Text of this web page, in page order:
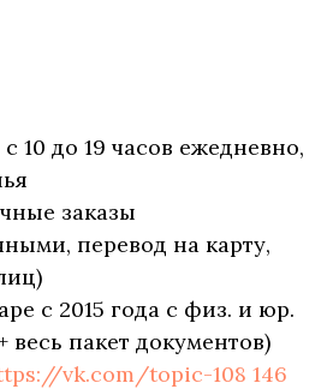
10 до 19 часов ежедневно,
заказы
перевод на карту,
с 2015 года с физ. и юр.
весь пакет документов)
vk.com/topic-108 146